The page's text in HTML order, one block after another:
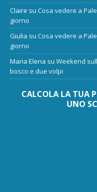
Claire su Cosa vedere a
giorno
Giulia su Cosa vedere a
giorno
Maria Elena su Weekend
bosco e due volpi
CALCOLA LA TUA
UNO